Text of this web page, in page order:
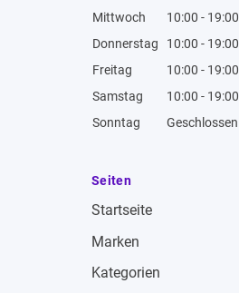
Mittwoch
10:00 - 19:00
Donnerstag
10:00 - 19:00
Freitag
10:00 - 19:00
Samstag
10:00 - 19:00
Sonntag
Geschlossen
Seiten
Startseite
Marken
Kategorien